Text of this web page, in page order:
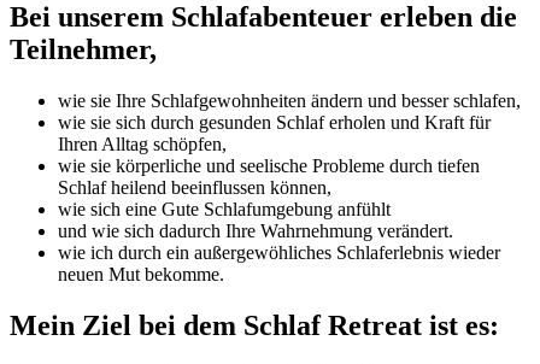
Bei unserem Schlafabenteuer erleben die
Teilnehmer,
wie sie Ihre Schlafgewohnheiten ändern und besser schlafen,
wie sie sich durch gesunden Schlaf erholen und Kraft für
Ihren Alltag schöpfen,
wie sie körperliche und seelische Probleme durch tiefen
Schlaf heilend beeinflussen können,
wie sich eine Gute Schlafumgebung anfühlt
und wie sich dadurch Ihre Wahrnehmung verändert.
wie ich durch ein außergewöhliches Schlaferlebnis wieder
neuen Mut bekomme.
Mein Ziel bei dem Schlaf Retreat ist es: